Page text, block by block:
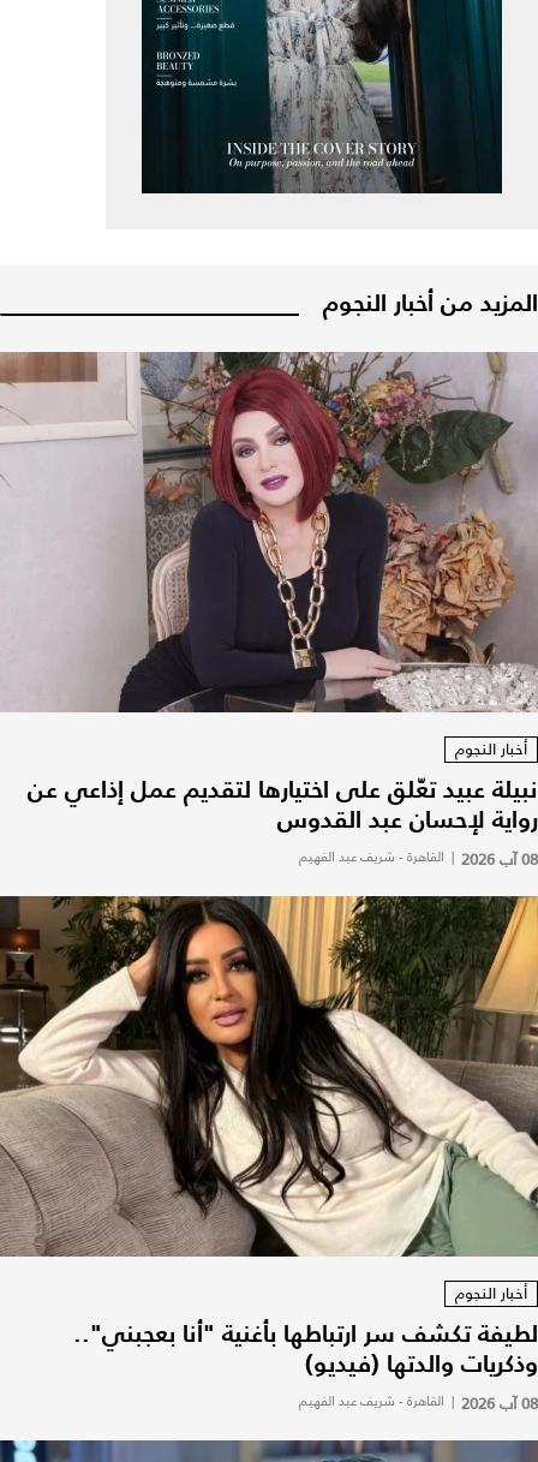
المزيد من أخبار النجوم
أخبار النجوم
نبيلة عبيد تعّلق على اختيارها لتقديم عمل إذاعي عن
رواية لإحسان عبد القدوس
08 آب 2026 | القاهرة - شريف عبد الفهيم
أخبار النجوم
لطيفة تكشف سر ارتباطها بأغنية "أنا بعجبني"..
وذكريات والدتها (فيديو)
08 آب 2026 | القاهرة - شريف عبد الفهيم